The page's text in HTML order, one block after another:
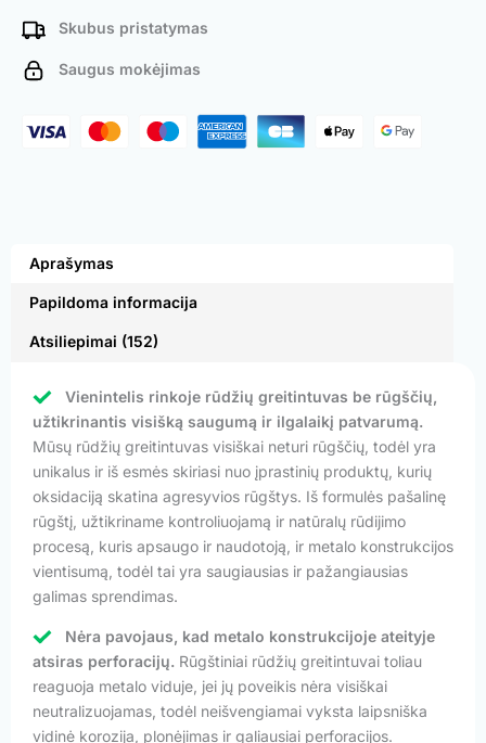
Skubus pristatymas
Saugus mokėjimas
Aprašymas
Papildoma informacija
Atsiliepimai (152)
Vienintelis rinkoje rūdžių greitintuvas be rūgščių,
užtikrinantis visišką saugumą ir ilgalaikį patvarumą.
Mūsų rūdžių greitintuvas visiškai neturi rūgščių, todėl yra
unikalus ir iš esmės skiriasi nuo įprastinių produktų, kurių
oksidaciją skatina agresyvios rūgštys. Iš formulės pašalinę
rūgštį, užtikriname kontroliuojamą ir natūralų rūdijimo
procesą, kuris apsaugo ir naudotoją, ir metalo konstrukcijos
vientisumą, todėl tai yra saugiausias ir pažangiausias
galimas sprendimas.
Nėra pavojaus, kad metalo konstrukcijoje ateityje
atsiras perforacijų. Rūgštiniai rūdžių greitintuvai toliau
reaguoja metalo viduje, jei jų poveikis nėra visiškai
neutralizuojamas, todėl neišvengiamai vyksta laipsniška
vidinė korozija, plonėjimas ir galiausiai perforacijos.